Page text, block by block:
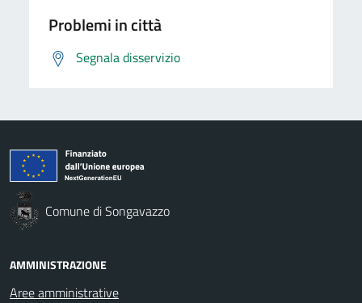
Problemi in città
Segnala disservizio
Comune di Songavazzo
AMMINISTRAZIONE
Aree amministrative